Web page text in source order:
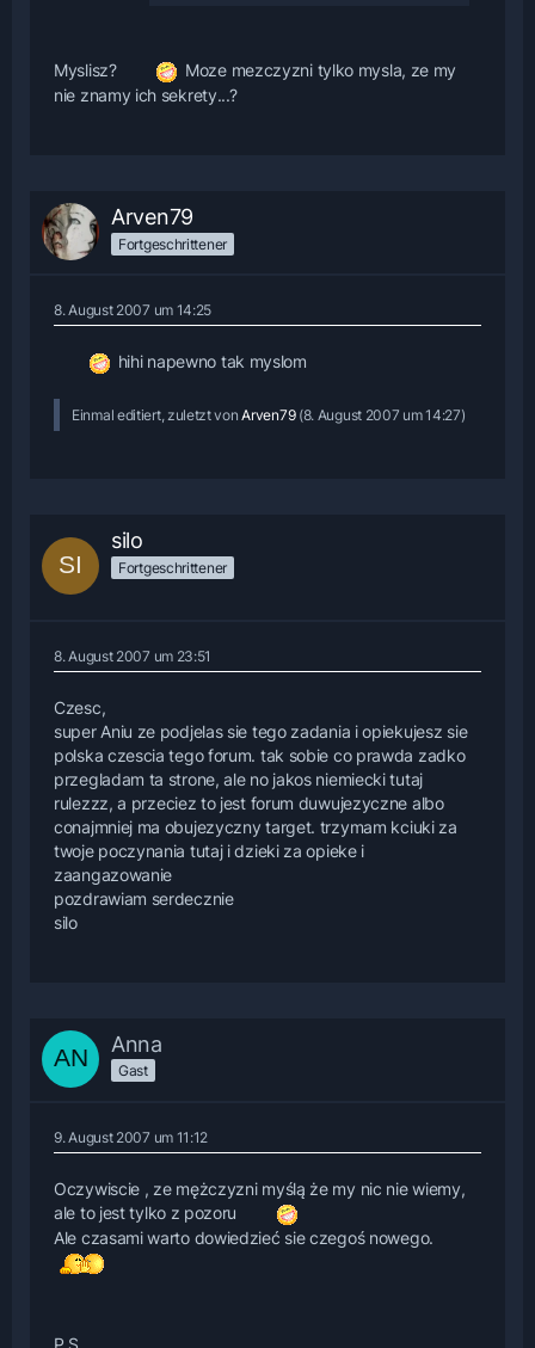
Myslisz?
Moze mezczyzni tylko mysla, ze my
nie znamy ich sekrety...?
Arven79
Fortgeschrittener
8. August 2007 um 14:25
hihi napewno tak myslom
Einmal editiert, zuletzt vonArven79(8. August 2007 um 14:27)
silo
Fortgeschrittener
8. August 2007 um 23:51
Czesc,
super Aniu ze podjelas sie tego zadania i opiekujesz sie
polska czescia tego forum. tak sobie co prawda zadko
przegladam ta strone, ale no jakos niemiecki tutaj
rulezzz, a przeciez to jest forum duwujezyczne albo
conajmniej ma obujezyczny target. trzymam kciuki za
twoje poczynania tutaj i dzieki za opieke i
zaangazowanie
pozdrawiam serdecznie
silo
Anna
Gast
9. August 2007 um 11:12
Oczywiscie , ze mężczyzni myślą że my nic nie wiemy,
ale to jest tylko z pozoru
Ale czasami warto dowiedzieć sie czegoś nowego.